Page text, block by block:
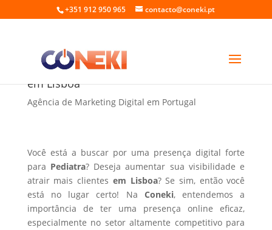
+351 912 950 965 contacto@coneki.pt
Agência de marketing digital para Pediatra
em Lisboa
Agência de Marketing Digital em Portugal
Você está a buscar por uma presença digital forte
para Pediatra? Deseja aumentar sua visibilidade e
atrair mais clientes em Lisboa? Se sim, então você
está no lugar certo! Na Coneki, entendemos a
importância de ter uma presença online eficaz,
especialmente no setor altamente competitivo para